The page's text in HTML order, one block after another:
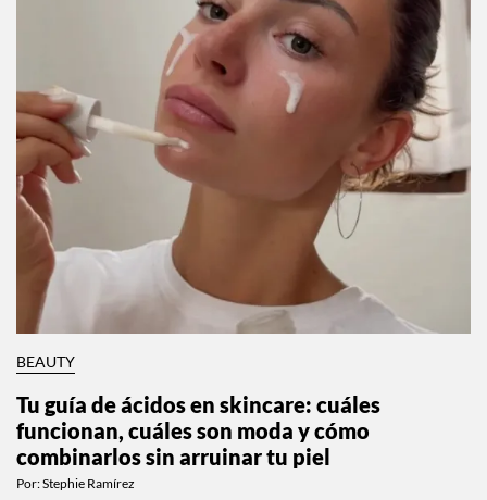
BEAUTY
Tu guía de ácidos en skincare: cuáles
funcionan, cuáles son moda y cómo
combinarlos sin arruinar tu piel
Por:Stephie Ramírez